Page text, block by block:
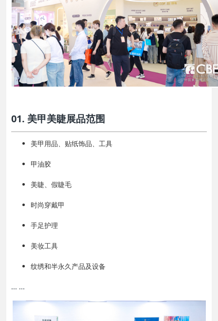
01. 美甲美睫展品范围
美甲用品、贴纸饰品、工具
甲油胶
美睫、假睫毛
时尚穿戴甲
手足护理
美妆工具
纹绣和半永久产品及设备
... ...